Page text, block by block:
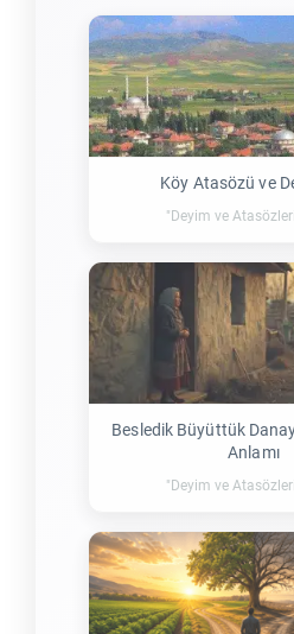
Köy Atasözü ve
"Deyim ve
Besledik Büyüttük
Anlamı
"Deyim ve